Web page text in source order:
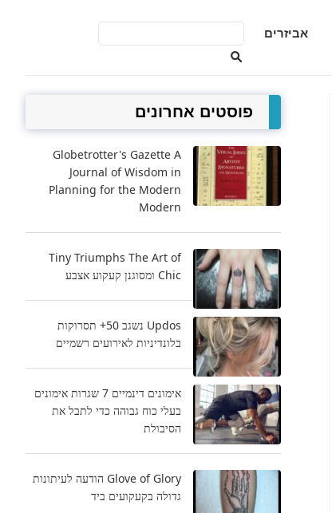
אביזרים
פוסטים אחרונים
Globetrotter's Gazette A
Journal of Wisdom in
Planning for the Modern
Modern
Tiny Triumphs The Art of
Chic ומסוגנן קעקוע אצבע
Updos נשגב 50+ תסרוקות
בלונדיניות לאירועים רשמיים
אימונים דינמיים 7 שגרות אימונים
בעלי כוח גבוהה כדי לתבל את
הסיבולת
Glove of Glory הודעה לעיתונות
גדולה בקעקועים ביד